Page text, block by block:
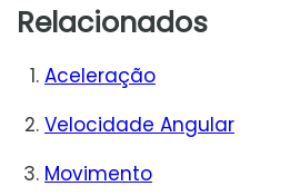
Relacionados
Aceleração
Velocidade Angular
Movimento